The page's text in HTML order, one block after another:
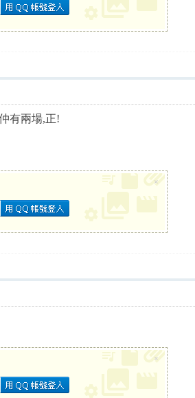
有兩場,正!
×
×